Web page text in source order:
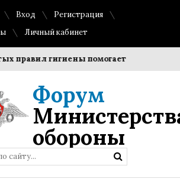
Вход
Регистрация
Личный кабинет
гигиены помогает сохранить
Форум
обороны